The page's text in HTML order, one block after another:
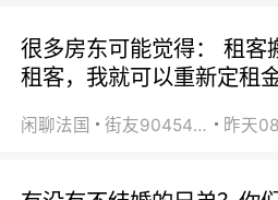
很多房东可能觉得： 租客
租客，我就可以重新定租
闲聊法国 街友90454511 昨天